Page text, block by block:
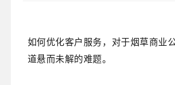
如何优化客户服务，对于烟草商业
道悬而未解的难题。